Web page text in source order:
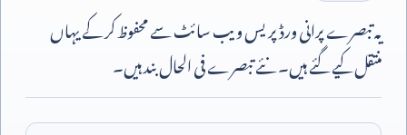
یہ تبصرے پرانی ورڈپریس ویب سائٹ سے محفوظ کر کے یہاں
منتقل کیے گئے ہیں۔ نئے تبصرے فی الحال بند ہیں۔